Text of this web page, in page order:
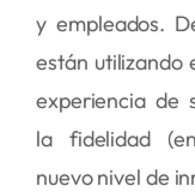
y empleados.
están utilizando
experiencia de
la fidelidad
nuevo nivel de